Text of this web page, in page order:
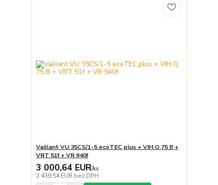
Vaillant VU 35CS/1-5 ecoTEC plus + VIH Q 75 B +
VRT 51f + VR 940f
3 000,64 EUR/ks
2 439,54 EUR bez DPH